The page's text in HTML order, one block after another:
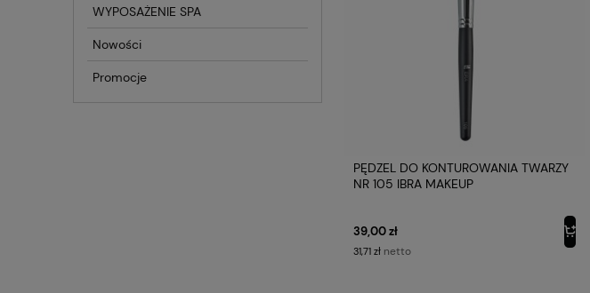
WYPOSAŻENIE SPA
Nowości
Promocje
PĘDZEL DO KONTUROWANIA TWARZY
NR 105 IBRA MAKEUP
39,00 zł
31,71 zł netto